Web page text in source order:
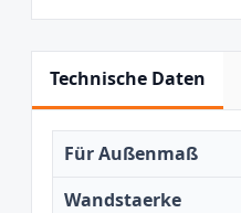
Technische Daten
Für Außenmaß
Wandstaerke